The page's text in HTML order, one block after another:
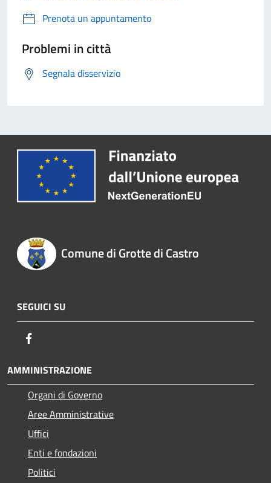
Prenota un appuntamento
Problemi in città
Segnala disservizio
Comune di Grotte di Castro
SEGUICI SU
AMMINISTRAZIONE
Organi di Governo
Aree Amministrative
Uffici
Enti e fondazioni
Politici